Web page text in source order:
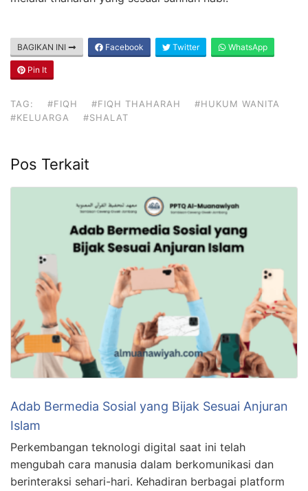
BAGIKAN INI Facebook Twitter WhatsApp
Pin It
TAG: #FIQH #FIQH THAHARAH
#HUKUM WANITA
#KELUARGA
#SHALAT
Pos Terkait
Adab Bermedia Sosial yang Bijak Sesuai Anjuran
Islam
Perkembangan teknologi digital saat ini telah
mengubah cara manusia dalam berkomunikasi dan
berinteraksi sehari-hari. Kehadiran berbagai platform